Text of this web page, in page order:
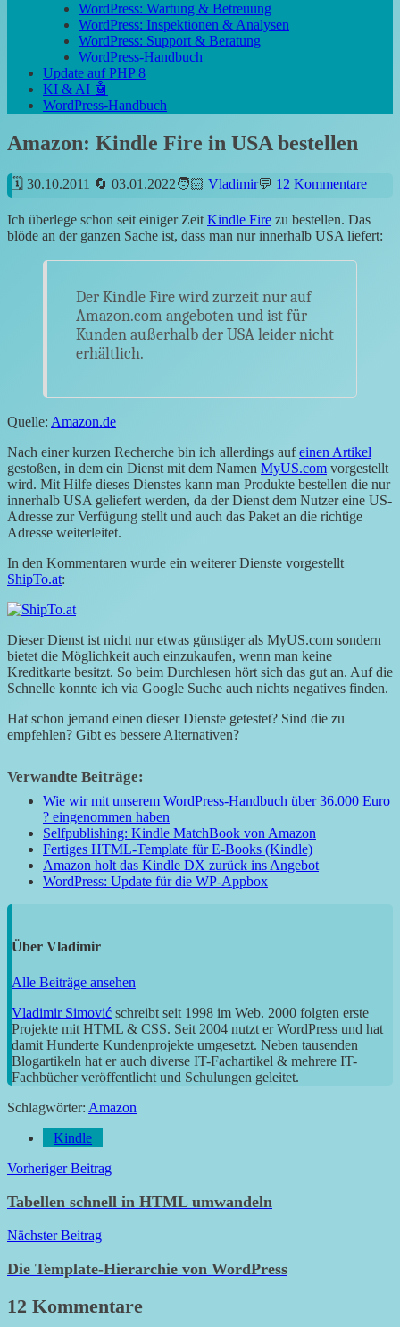
WordPress: Wartung & Betreuung
WordPress: Inspektionen & Analysen
WordPress: Support & Beratung
WordPress-Handbuch
Update auf PHP 8
KI & AI 🤖
WordPress-Handbuch
Amazon: Kindle Fire in USA bestellen
30.10.2011 03.01.2022 Vladimir 12 Kommentare
Ich überlege schon seit einiger Zeit Kindle Fire zu bestellen. Das
blöde an der ganzen Sache ist, dass man nur innerhalb USA liefert:
Der Kindle Fire wird zurzeit nur auf
Amazon.com angeboten und ist für
Kunden außerhalb der USA leider nicht
erhältlich.
Quelle: Amazon.de
Nach einer kurzen Recherche bin ich allerdings aufeinen Artikel
gestoßen, in dem ein Dienst mit dem Namen MyUS.com vorgestellt
wird. Mit Hilfe dieses Dienstes kann man Produkte bestellen die nur
innerhalb USA geliefert werden, da der Dienst dem Nutzer eine US-
Adresse zur Verfügung stellt und auch das Paket an die richtige
Adresse weiterleitet.
In den Kommentaren wurde ein weiterer Dienste vorgestellt
ShipTo.at:
Dieser Dienst ist nicht nur etwas günstiger als MyUS.com sondern
bietet die Möglichkeit auch einzukaufen, wenn man keine
Kreditkarte besitzt. So beim Durchlesen hört sich das gut an. Auf die
Schnelle konnte ich via Google Suche auch nichts negatives finden.
Hat schon jemand einen dieser Dienste getestet? Sind die zu
empfehlen? Gibt es bessere Alternativen?
Verwandte Beiträge:
Wie wir mit unserem WordPress-Handbuch über 36.000 Euro
? eingenommen haben
Selfpublishing: Kindle MatchBook von Amazon
Fertiges HTML-Template für E-Books (Kindle)
Amazon holt das Kindle DX zurück ins Angebot
WordPress: Update für die WP-Appbox
Über Vladimir
Alle Beiträge ansehen
Vladimir Simović schreibt seit 1998 im Web. 2000 folgten erste
Projekte mit HTML & CSS. Seit 2004 nutzt er WordPress und hat
damit Hunderte Kundenprojekte umgesetzt. Neben tausenden
Blogartikeln hat er auch diverse IT-Fachartikel & mehrere IT-
Fachbücher veröffentlicht und Schulungen geleitet.
Schlagwörter: Amazon
Kindle
Beitragsnavigation
Vorheriger Beitrag
Tabellen schnell in HTML umwandeln
Nächster Beitrag
Die Template-Hierarchie von WordPress
12 Kommentare